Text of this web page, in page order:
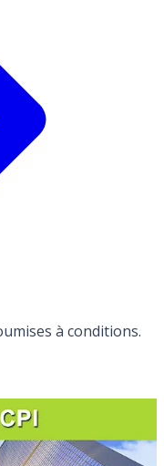
à conditions.